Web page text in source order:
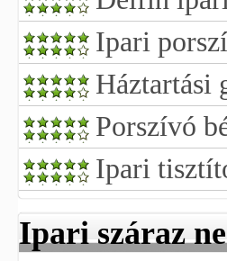
Ipari
Háztartási
Porszívó
Ipari
Ipari száraz